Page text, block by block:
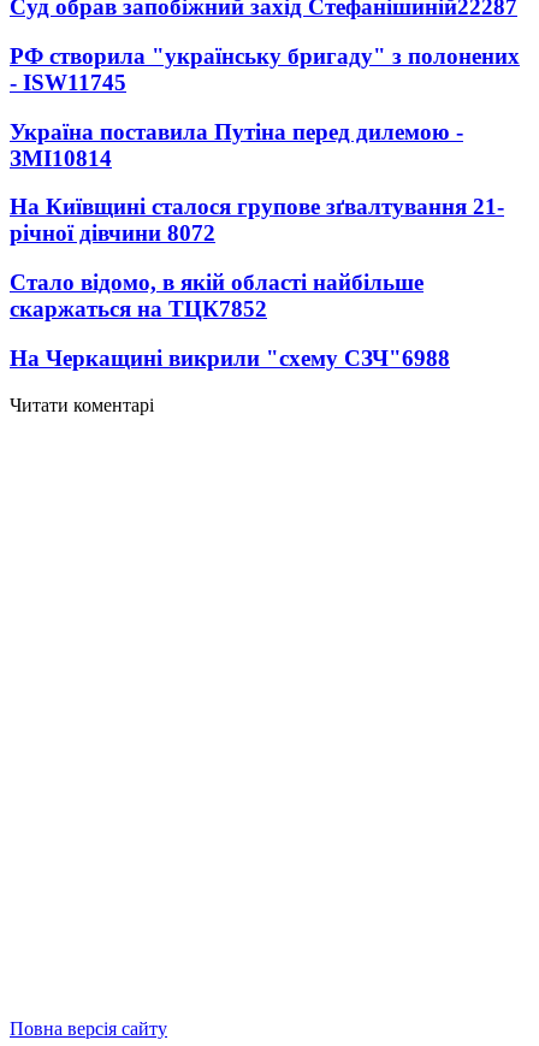
Суд обрав запобіжний захід Стефанішиній22287
РФ створила "українську бригаду" з полонених
- ISW11745
Україна поставила Путіна перед дилемою -
ЗМІ10814
На Київщині сталося групове зґвалтування 21-
річної дівчини 8072
Стало відомо, в якій області найбільше
скаржаться на ТЦК7852
На Черкащині викрили "схему СЗЧ"6988
Читати коментарі
Повна версія сайту